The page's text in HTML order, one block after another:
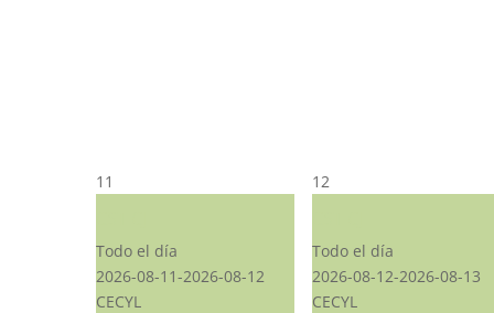
11
Todo el día
2026-08-11-2026-08-12
CECYL
12
Todo el día
2026-08-12-2026-08-13
CECYL